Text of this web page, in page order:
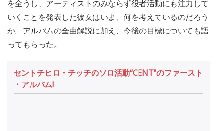
を全うし、アーティストのみならず役者活動にも注力して
いくことを発表した彼女はいま、何を考えているのだろう
か。アルバムの全曲解説に加え、今後の目標についても語
ってもらった。
セントチヒロ・チッチのソロ活動“CENT”のファースト
・アルバム!